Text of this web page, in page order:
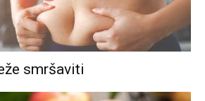
smršaviti